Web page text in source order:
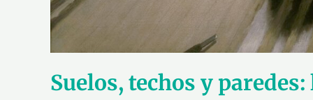
Suelos, techos y